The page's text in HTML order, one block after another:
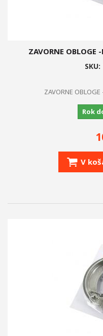
ZAVORNE OBLOGE
SKU:
ZAVORNE
Rok
V